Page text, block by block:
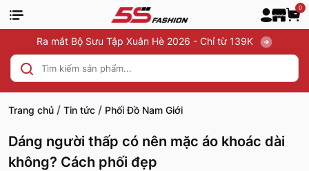
0
Ra mắt Bộ Sưu Tập Xuân Hè 2026 - Chỉ từ 139K
Trang chủ / Tin tức / Phối Đồ Nam Giới
Dáng người thấp có nên mặc áo khoác dài
không? Cách phối đẹp